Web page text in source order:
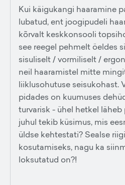
Kui käigukangi haaramine
lubatud, ent joogipudeli
kõrvalt keskkonsooli
see reegel pehmelt öeldes
sisuliselt / vormiliselt /
neil haaramistel mitte
liiklusohutuse seisukohast.
pidades on kuumuses
turvarisk - ühel hetkel läheb
juhul tekib küsimus, mis
üldse kehtestati? Sealse
kosutamiseks, nagu ka
loksutatud on?!